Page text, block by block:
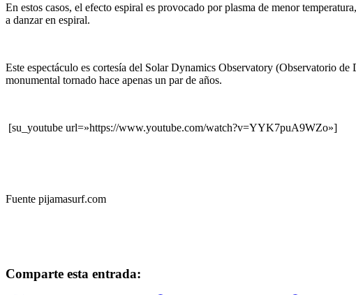
En estos casos, el efecto espiral es provocado por plasma de menor
a danzar en espiral.
Este espectáculo es cortesía del Solar Dynamics Observatory (Observatorio
monumental tornado hace apenas un par de años.
[su_youtube url=»https://www.youtube.com/watch?v=YYK7puA9WZo»]
Fuente pijamasurf.com
Comparte esta entrada: